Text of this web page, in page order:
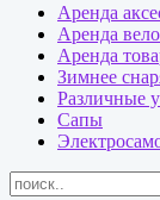
Аренда
Аренда
Аренда
Зимнее
Различные
Сапы